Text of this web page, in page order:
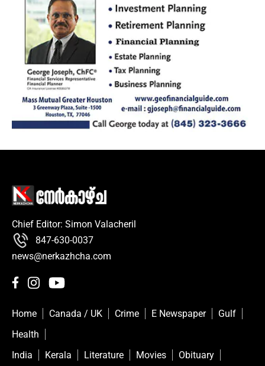
Chief Editor: Simon Valacheril
847-630-0037
news@nerkazhcha.com
Home Canada / UK Crime E Newspaper
Gulf
Health
India
Kerala Literature Movies Obituary